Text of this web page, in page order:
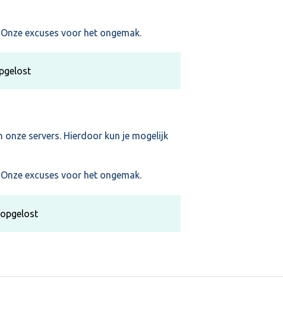
excuses voor het ongemak.
servers. Hierdoor kun je mogelijk
excuses voor het ongemak.